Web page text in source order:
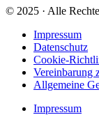
© 2025 · Alle
Impressum
Datenschutz
Cookie-
Vereinbarung
Allgemeine
Impressum